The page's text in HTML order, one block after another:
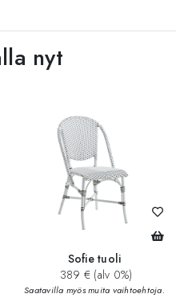
nyt
Sofie tuoli
389 € (alv 0%)
Saatavilla myös muita vaihtoehtoja.